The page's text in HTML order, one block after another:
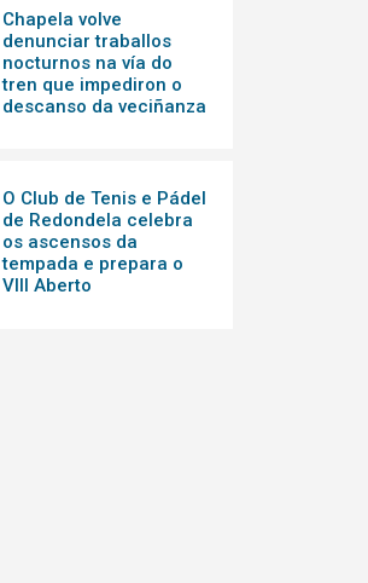
Chapela volve
denunciar traballos
nocturnos na vía do
tren que impediron o
descanso da veciñanza
O Club de Tenis e Pádel
de Redondela celebra
os ascensos da
tempada e prepara o
VIII Aberto